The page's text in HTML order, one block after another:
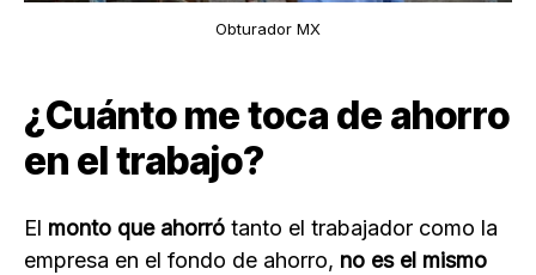
Obturador MX
¿Cuánto me toca de ahorro
en el trabajo?
El monto que ahorró tanto el trabajador como la
empresa en el fondo de ahorro, no es el mismo